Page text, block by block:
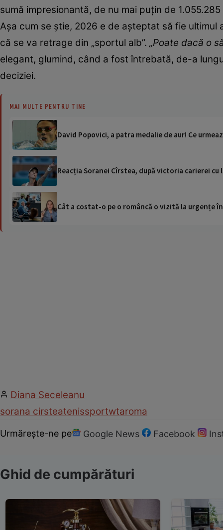
sumă impresionantă, de nu mai puțin de 1.055.285
Așa cum se știe, 2026 e de așteptat să fie ultimul
că se va retrage din „sportul alb”. „Poate dacă o
elegant, glumind, când a fost întrebată, de-a
deciziei.
MAI MULTE PENTRU TINE
David Popovici, a patra medalie de aur! Ce
Reacția Soranei Cîrstea, după victoria carierei cu
Cât a costat-o pe o româncă o vizită la urgențe
Diana Seceleanu
sorana cirsteatenissportwtaroma
Urmărește-ne pe Google News Facebook
Ghid de cumpărături